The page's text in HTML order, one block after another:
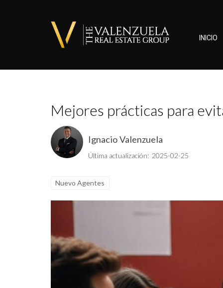
INICIO
Mejores prácticas para
Ignacio Valenzuela
Última actualización: 2025-02-25
Nuevo Agentes